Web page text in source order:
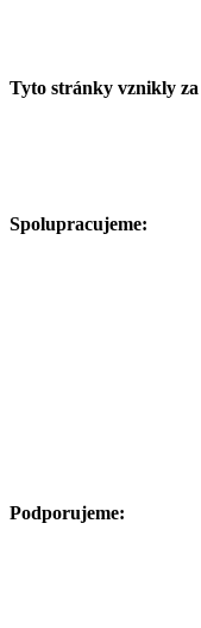
Tyto stránky vznikly
Spolupracujeme:
Podporujeme: